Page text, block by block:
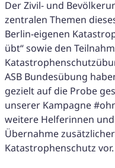
Der Zivil- und
zentralen Themen
Berlin-eigenen
übt“ sowie den
ASB Bundesübung
gezielt auf die Probe
unserer Kampagne
weitere Helferinnen
Übernahme
Katastrophenschutz vor.